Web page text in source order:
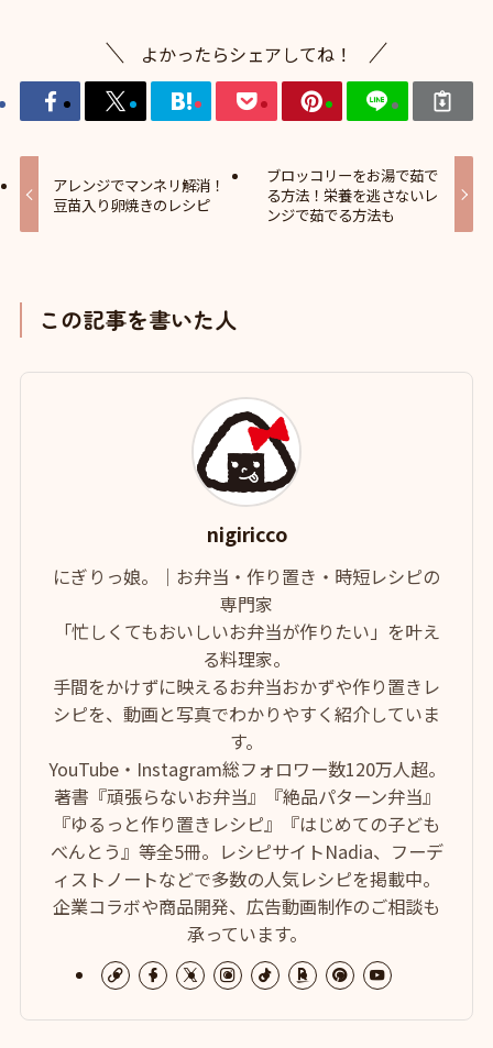
よかったらシェアしてね！
アレンジでマンネリ解消！
豆苗入り卵焼きのレシピ
ブロッコリーをお湯で茹で
る方法！栄養を逃さないレ
ンジで茹でる方法も
この記事を書いた人
nigiricco
にぎりっ娘。｜お弁当・作り置き・時短レシピの
専門家
「忙しくてもおいしいお弁当が作りたい」を叶え
る料理家。
手間をかけずに映えるお弁当おかずや作り置きレ
シピを、動画と写真でわかりやすく紹介していま
す。
YouTube・Instagram総フォロワー数120万人超。
著書『頑張らないお弁当』『絶品パターン弁当』
『ゆるっと作り置きレシピ』『はじめての子ども
べんとう』等全5冊。レシピサイトNadia、フーデ
ィストノートなどで多数の人気レシピを掲載中。
企業コラボや商品開発、広告動画制作のご相談も
承っています。